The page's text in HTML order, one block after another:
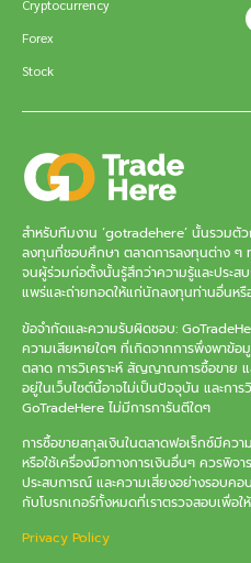
Cryptocurrency
Forex
Stock
สำหรับทีมงาน ‘gotradehere’ นั้นรวมตั
ลงทุนที่ชอบศึกษา ตลาดการลงทุนต่าง ๆ
จนผู้ร่วมก่อตั้งนั้นรู้สึกว่าความรู้และประส
แพร่และถ่ายทอดให้แก่นักลงทุนท่านอื่นหรื
ข้อจำกัดและความรับผิดชอบ:
ความเสียหายใดๆ ที่เกิดจากการพึ่งพาข้อ
ตลาด การวิเคราะห์ สัญญาณการซื้อขาย
อยู่ในเว็บไซต์นี้อาจไม่เป็นปัจจุบัน และการ
GoTradeHere ไม่มีการการันตีใดๆ
การซื้อขายสกุลเงินในตลาดฟอเร็กซ์มีคว
หรือใช้เครื่องมือทางการเงินอื่นๆ ควรพิจ
ประสบการณ์ และความเสี่ยงอย่างรอบค
กับโบรกเกอร์ทั้งหมดที่เราตรวจสอบเพื่อ
Privacy Policy